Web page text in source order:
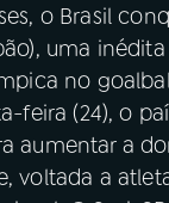
DE MÚSICA
NACIONAL
o Brasil
uma
no
feira (24), o
aumentar a
voltada a